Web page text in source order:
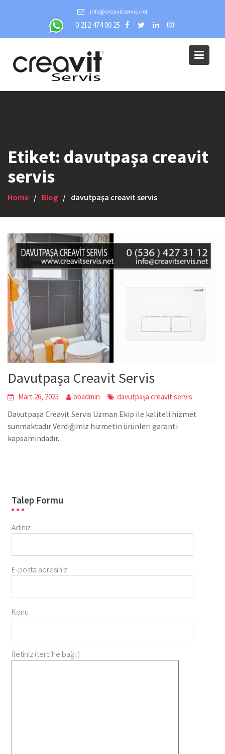
info@creavitservis.net
0 212 474 00 25
Etiket: davutpaşa creavit
servis
Home Blog davutpaşa creavit servis
Davutpaşa Creavit Servis
Mart 26, 2025 bbadmin davutpaşa creavit servis
Davutpaşa Creavit Servis Uzman Ekip ile kaliteli hizmet
sunmaktadır Verdiğimiz hizmetin ürünleri garanti
kapsamındadır.
Talep Formu
Adınız
E-posta adresiniz
Konu
İletiniz (tercihe bağlı)